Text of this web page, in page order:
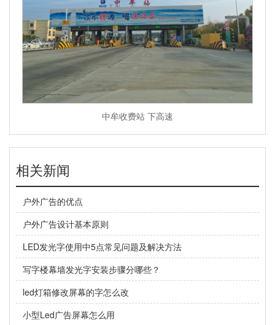
中牟收费站 下高速
相关新闻
户外广告的优点
户外广告设计基本原则
LED发光字使用中5点常见问题及解决方法
写字楼幕墙发光字安装步骤分哪些？
led灯箱修改屏幕的字怎么改
小型Led广告屏幕怎么用